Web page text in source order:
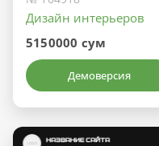
Дизайн интерьеров
5150000 сум
Демоверсия